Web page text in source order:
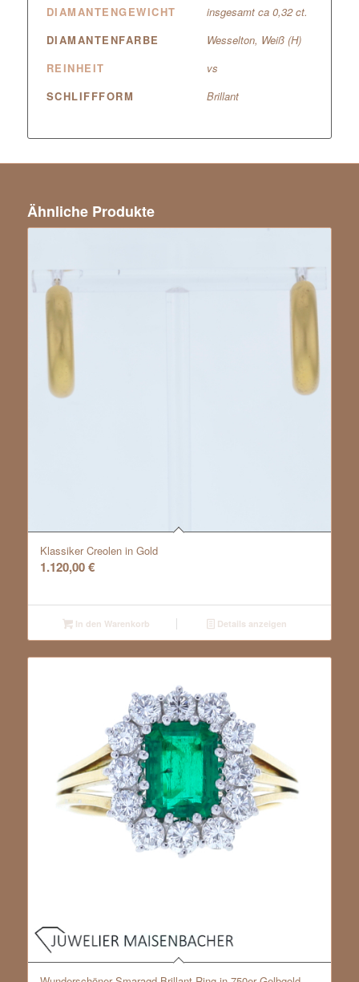
DIAMANTENGEWICHT
insgesamt ca 0,32 ct.
DIAMANTENFARBE
Wesselton, Weiß (H)
REINHEIT
vs
SCHLIFFFORM
Brillant
Ähnliche Produkte
Klassiker Creolen in Gold
1.120,00€
In den Warenkorb Details anzeigen